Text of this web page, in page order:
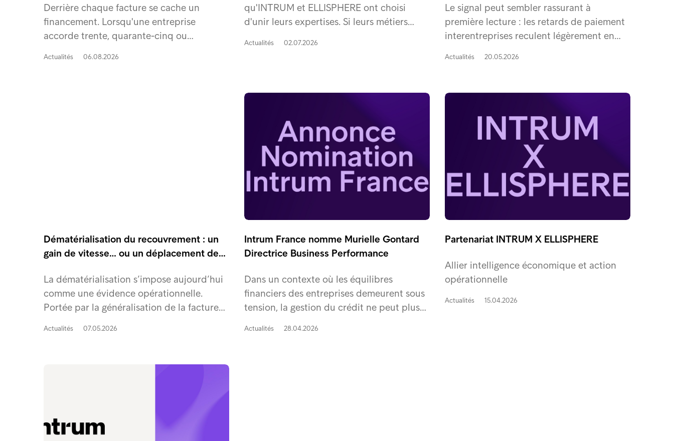
Derrière chaque facture se cache un
financement. Lorsqu'une entreprise
accorde trente, quarante-cinq ou…
Actualités 06.08.2026
qu'INTRUM et ELLISPHERE ont choisi
d'unir leurs expertises. Si leurs métiers…
Actualités 02.07.2026
Le signal peut sembler rassurant à
première lecture : les retards de paiement
interentreprises reculent légèrement en…
Actualités 20.05.2026
Dématérialisation du recouvrement : un
gain de vitesse… ou un déplacement de…
La dématérialisation s’impose aujourd’hui
comme une évidence opérationnelle.
Portée par la généralisation de la facture…
Actualités 07.05.2026
Intrum France nomme Murielle Gontard
Directrice Business Performance
Dans un contexte où les équilibres
financiers des entreprises demeurent sous
tension, la gestion du crédit ne peut plus…
Actualités 28.04.2026
Partenariat INTRUM X ELLISPHERE
Allier intelligence économique et action
opérationnelle
Actualités 15.04.2026